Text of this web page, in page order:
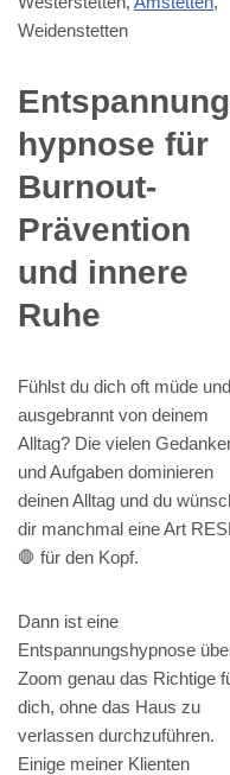
Weidenstetten
hypnose für
Burnout-
Prävention
und innere
Ruhe
Fühlst du dich oft müde und
ausgebrannt von deinem
Alltag? Die vielen
und Aufgaben dominieren
deinen Alltag und du
dir manchmal eine Art
🛑 für den Kopf.
Dann ist eine
Entspannungshypnose
Zoom genau das Richtige
dich, ohne das Haus zu
verlassen durchzuführen.
Einige meiner Klienten